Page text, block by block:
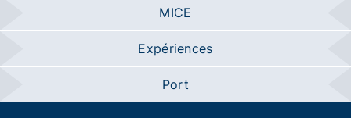
MICE
Expériences
Port